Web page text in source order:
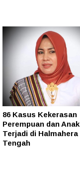
86 Kasus Kekerasan
Perempuan dan Anak
Terjadi di Halmahera
Tengah